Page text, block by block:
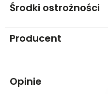
Środki ostrożności
Producent
Opinie